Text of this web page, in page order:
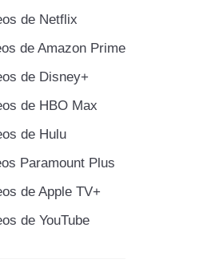
de Netflix
de Amazon Prime
de Disney+
de HBO Max
de Hulu
Paramount Plus
de Apple TV+
de YouTube